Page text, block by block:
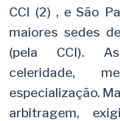
CCI (2) , e São
maiores sedes
(pela CCI).
celeridade,
especialização.
arbitragem,